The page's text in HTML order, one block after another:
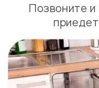
Позвоните